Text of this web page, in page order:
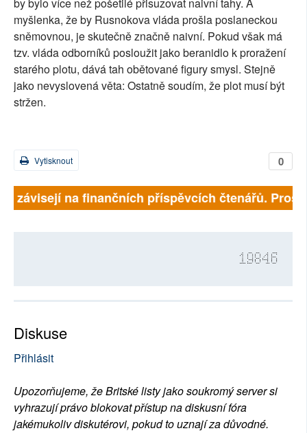
by bylo více než pošetilé přisuzovat naivní tahy. A
myšlenka, že by Rusnokova vláda prošla poslaneckou
sněmovnou, je skutečně značně naivní. Pokud však má
tzv. vláda odborníků posloužit jako beranidlo k proražení
starého plotu, dává tah obětované figury smysl. Stejně
jako nevyslovená věta: Ostatně soudím, že plot musí být
stržen.
0
Vytisknout
závisejí na finančních příspěvcích čtenářů.
19846
Diskuse
Přihlásit
Upozorňujeme, že Britské listy jako soukromý server si
vyhrazují právo blokovat přístup na diskusní fóra
jakémukoliv diskutérovi, pokud to uznají za důvodné.